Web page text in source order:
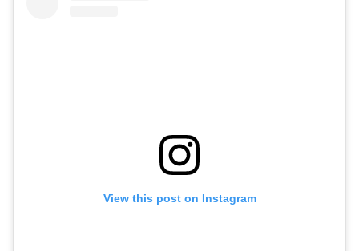
View this post on Instagram